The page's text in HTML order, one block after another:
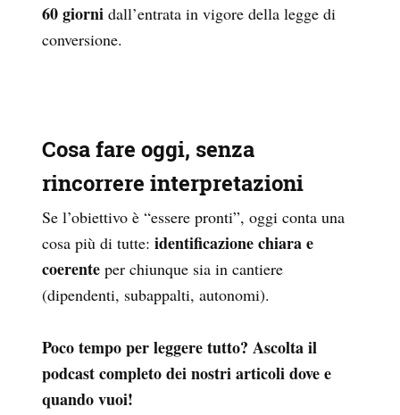
60 giorni dall’entrata in vigore della legge di
conversione.
Cosa fare oggi, senza
rincorrere interpretazioni
Se l’obiettivo è “essere pronti”, oggi conta una
cosa più di tutte: identificazione chiara e
coerente per chiunque sia in cantiere
(dipendenti, subappalti, autonomi).
Poco tempo per leggere tutto? Ascolta il
podcast completo dei nostri articoli dove e
quando vuoi!